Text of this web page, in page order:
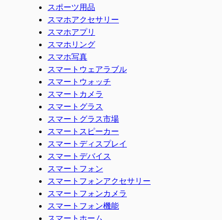
スポーツ用品
スマホアクセサリー
スマホアプリ
スマホリング
スマホ写真
スマートウェアラブル
スマートウォッチ
スマートカメラ
スマートグラス
スマートグラス市場
スマートスピーカー
スマートディスプレイ
スマートデバイス
スマートフォン
スマートフォンアクセサリー
スマートフォンカメラ
スマートフォン機能
スマートホーム